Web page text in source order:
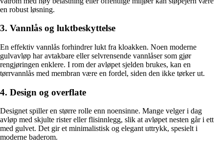
en robust løsning.
3. Vannlås og luktbeskyttelse
En effektiv vannlås forhindrer lukt fra kloakken. Noen moderne
gulvavløp har avtakbare eller selvrensende vannlåser som gjør
rengjøringen enklere. I rom der avløpet sjelden brukes, kan en
tørrvannlås med membran være en fordel, siden den ikke tørker ut.
4. Design og overflate
Designet spiller en større rolle enn noensinne. Mange velger i dag
avløp med skjulte rister eller flisinnlegg, slik at avløpet nesten går i ett
med gulvet. Det gir et minimalistisk og elegant uttrykk, spesielt i
moderne baderom.